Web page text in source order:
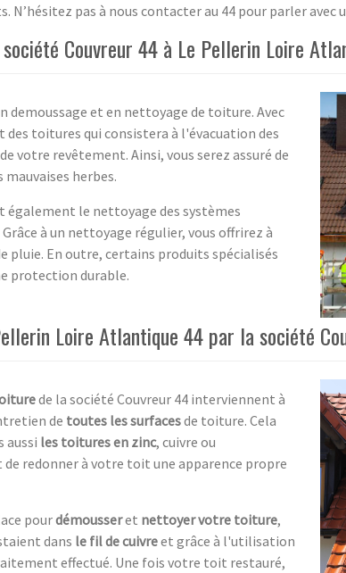
pas à nous contacter au 44 pour parler avec
Couvreur 44 à Le Pellerin Loire
demoussage et en nettoyage de toiture. Avec
toitures qui consistera à l'évacuation des
votre revêtement. Ainsi, vous serez assuré de
herbes.
également le nettoyage des systèmes
à un nettoyage régulier, vous offrirez à
En outre, certains produits spécialisés
protection durable.
Loire Atlantique 44 par la société
de la société Couvreur 44 interviennent à
de toutes les surfacesde toiture. Cela
aussi les toitures en zinc, cuivre ou
redonner à votre toit une apparence propre
pourdémousseret nettoyer votre toiture,
dans le fil de cuivreet grâce à l'utilisation
effectué. Une fois votre toit restauré,